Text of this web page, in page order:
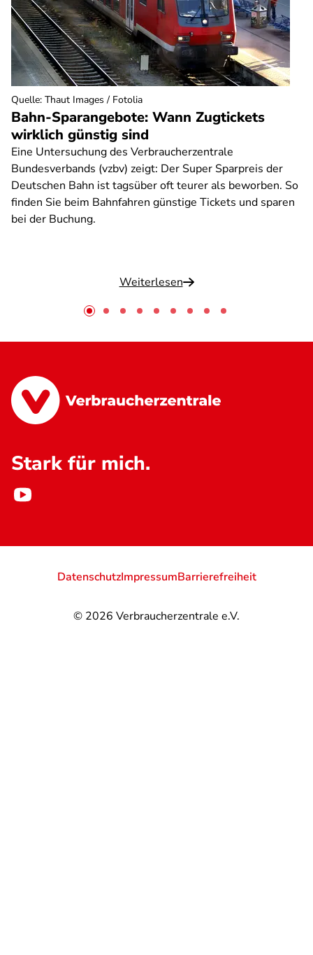
Bahn-Sparangebote: Wann Zugtickets
wirklich günstig sind
Eine Untersuchung des Verbraucherzentrale
Bundesverbands (vzbv) zeigt: Der Super Sparpreis der
Deutschen Bahn ist tagsüber oft teurer als beworben. So
finden Sie beim Bahnfahren günstige Tickets und sparen
bei der Buchung.
Weiterlesen
Quelle: Thaut Images / Fotolia
Stark für mich.
© 2026 Verbraucherzentrale e.V.
DatenschutzImpressumBarrierefreiheit